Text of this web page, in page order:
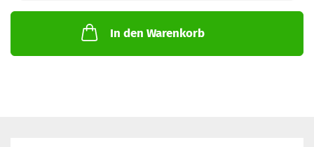
In den Warenkorb